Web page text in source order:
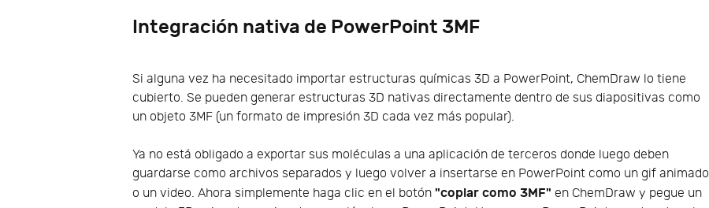
Integración nativa de PowerPoint 3MF
Si alguna vez ha necesitado importar estructuras químicas 3D a PowerPoint, ChemDraw lo tiene
cubierto. Se pueden generar estructuras 3D nativas directamente dentro de sus diapositivas como
un objeto 3MF (un formato de impresión 3D cada vez más popular).
Ya no está obligado a exportar sus moléculas a una aplicación de terceros donde luego deben
guardarse como archivos separados y luego volver a insertarse en PowerPoint como un gif animado
o un video. Ahora simplemente haga clic en el botón"copiar como 3MF" en ChemDraw y pegue un